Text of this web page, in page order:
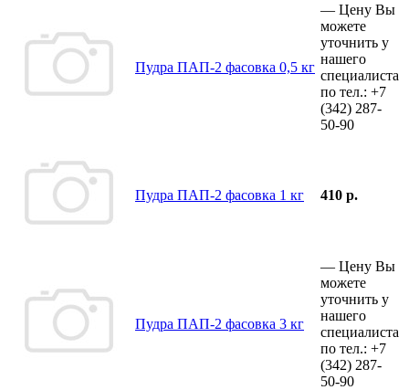
Пудра ПАП-2 фасовка 0,5 кг
— Цену Вы
можете
уточнить у
нашего
специалиста
по тел.: +7
(342) 287-
50-90
Пудра ПАП-2 фасовка 1 кг 410 р.
Пудра ПАП-2 фасовка 3 кг
— Цену Вы
можете
уточнить у
нашего
специалиста
по тел.: +7
(342) 287-
50-90